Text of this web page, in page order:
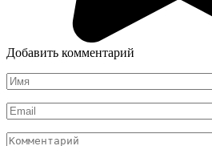
Добавить комментарий
Имя
*
Email
*
Комментарий